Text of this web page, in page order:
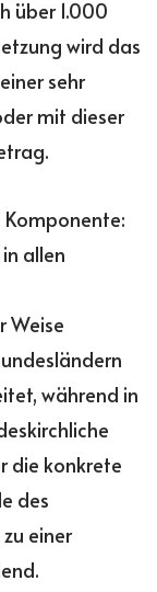
über 1.000
wird das
sehr
mit dieser
allen
Weise
während in
die konkrete
des
einer